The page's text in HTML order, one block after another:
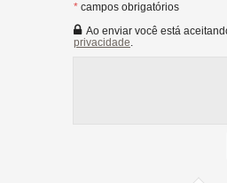
* campos obrigatórios
Ao enviar você está
privacidade